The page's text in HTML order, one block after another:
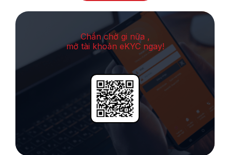
Chần chờ gi nữa ,
mở tài khoản eKYC ngay!